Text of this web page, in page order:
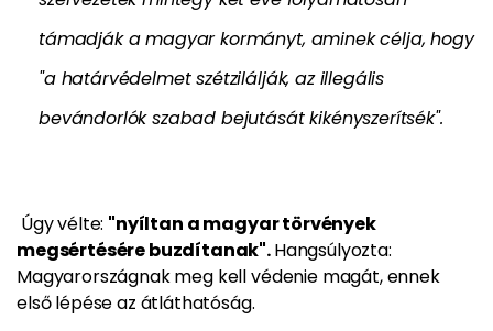
támadják a magyar kormányt, aminek célja, hogy
"a határvédelmet szétzilálják, az illegális
bevándorlók szabad bejutását kikényszerítsék".
Úgy vélte: "nyíltan a magyar törvények
megsértésére buzdítanak".Hangsúlyozta:
Magyarországnak meg kell védenie magát, ennek
első lépése az átláthatóság.